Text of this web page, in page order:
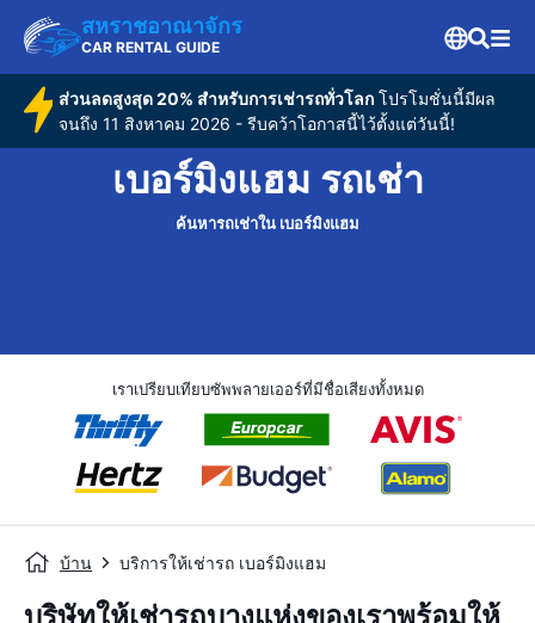
สหราชอาณาจักร
CAR RENTAL GUIDE
ส่วนลดสูงสุด 20% สำหรับการเช่ารถทั่วโลกโปรโมชั่นนี้มีผล
จนถึง 11 สิงหาคม 2026 - รีบคว้าโอกาสนี้ไว้ตั้งแต่วันนี้!
เบอร์มิงแฮม รถเช่า
ค้นหารถเช่าใน เบอร์มิงแฮม
เราเปรียบเทียบซัพพลายเออร์ที่มีชื่อเสียงทั้งหมด
บ้าน บริการให้เช่ารถ เบอร์มิงแฮม